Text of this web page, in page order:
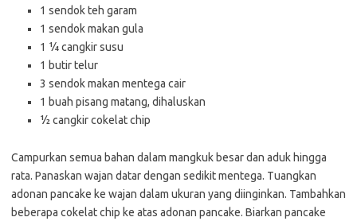
1 sendok teh garam
1 sendok makan gula
1 ¼ cangkir susu
1 butir telur
3 sendok makan mentega cair
1 buah pisang matang, dihaluskan
½ cangkir cokelat chip
Campurkan semua bahan dalam mangkuk besar dan aduk hingga
rata. Panaskan wajan datar dengan sedikit mentega. Tuangkan
adonan pancake ke wajan dalam ukuran yang diinginkan. Tambahkan
beberapa cokelat chip ke atas adonan pancake. Biarkan pancake